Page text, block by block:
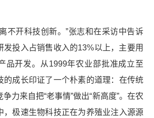
不开科技创新。”张志和在采访中告诉
发投入占销售收入的13%以上，主要用
品开发。从1999年农业部批准成立至
的成长印证了一个朴素的道理：在传统
力来自把“老事情”做出“新高度”。在农
，极速生物科技正在为养殖业注入源源